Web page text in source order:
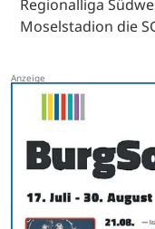
Regionalliga
Moselstadion die